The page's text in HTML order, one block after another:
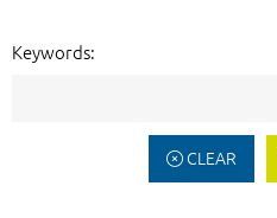
Keywords:
CLEAR